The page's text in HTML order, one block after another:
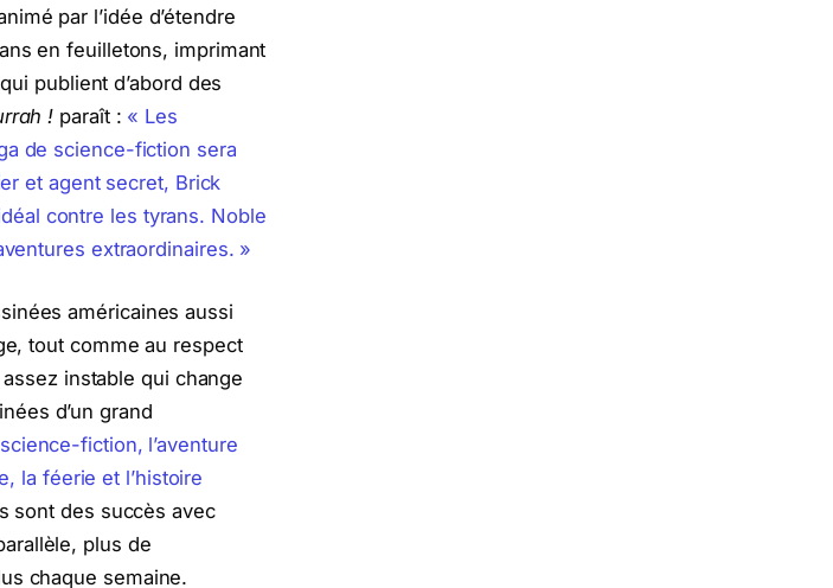
par l’idée d’étendre
en feuilletons, imprimant
publient d’abord des
! paraît : « Les
de science-fiction sera
et agent secret, Brick
contre les tyrans. Noble
extraordinaires. »
américaines aussi
tout comme au respect
instable qui change
d’un grand
fiction, l’aventure
la féerie et l’histoire
sont des succès avec
plus de
chaque semaine.